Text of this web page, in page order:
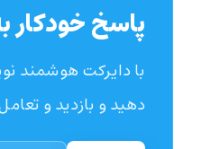
پاسخ خودکار
با دایرکت هوشمند
دهید و بازدید و